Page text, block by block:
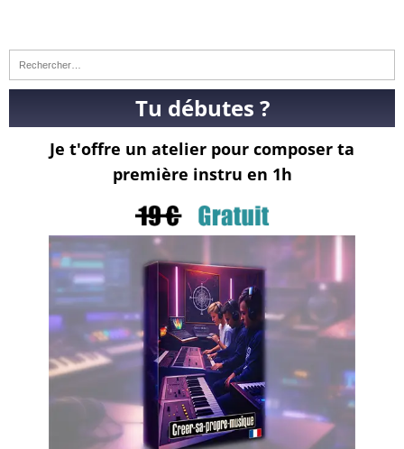
Tu débutes ?
Je t'offre un atelier pour composer ta
première instru en 1h